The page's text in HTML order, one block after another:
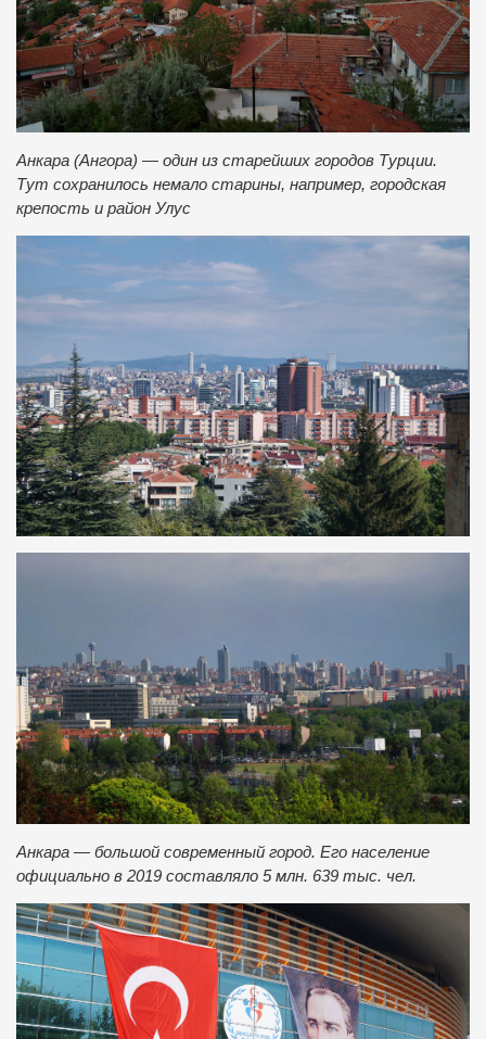
Анкара (Ангора) — один из старейших городов Турции.
Тут сохранилось немало старины, например, городская
крепость и район Улус
Анкара — большой современный город. Его население
официально в 2019 составляло 5 млн. 639 тыс. чел.